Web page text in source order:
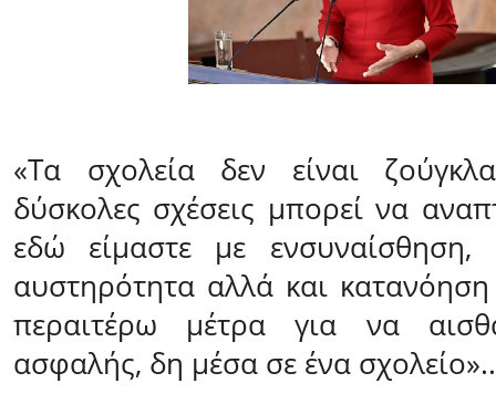
«Τα σχολεία δεν είναι
δύσκολες σχέσεις μπορεί να
εδώ είμαστε με ενσυναίσθηση,
αυστηρότητα αλλά και
περαιτέρω μέτρα για να
ασφαλής, δη μέσα σε ένα